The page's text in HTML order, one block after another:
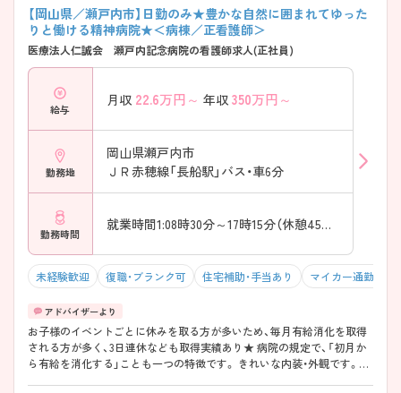
【岡山県／瀬戸内市】日勤のみ★豊かな自然に囲まれてゆった
りと働ける精神病院★＜病棟／正看護師＞
医療法人仁誠会 瀬戸内記念病院の看護師求人(正社員)
給与
月収 22.6万円～ 年収 350万円～
勤務地
岡山県瀬戸内市
ＪＲ赤穂線「長船駅」バス・車6分
勤務時間
就業時間1:08時30分～17時15分（休憩45分）
未経験歓迎 復職・ブランク可 住宅補助・手当あり マイカー通勤可・
お子様のイベントごとに休みを取る方が多いため、毎月有給消化を取得
される方が多く、3日連休なども取得実績あり★ 病院の規定で、「初月か
ら有給を消化する」ことも一つの特徴です。 きれいな内装・外観です。ま